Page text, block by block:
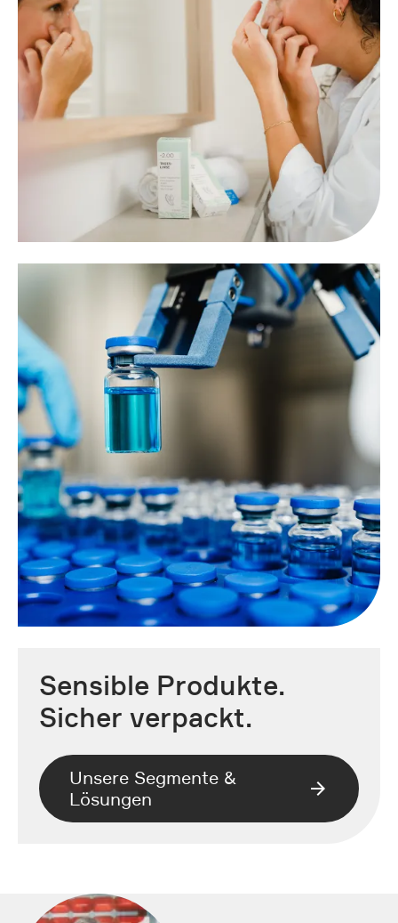
Sensible Produkte.
Sicher verpackt.
Unsere Segmente &
Lösungen